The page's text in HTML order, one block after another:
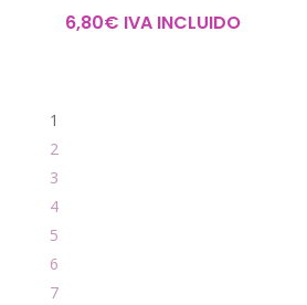
6,80€ IVA INCLUIDO
1
2
3
4
5
6
7